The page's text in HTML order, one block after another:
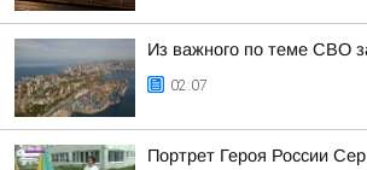
Из важного по теме СВО
02:07
Портрет Героя России